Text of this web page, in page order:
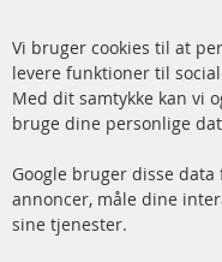
info@contra-
www.contra-
Facebook
Instagram
Hurtige links
Dieselpartikelfilter
Vi bruger cookies til at
levere funktioner til
Med dit samtykke kan vi
bruge dine personlige
Google bruger disse
annoncer, måle dine
sine tjenester.